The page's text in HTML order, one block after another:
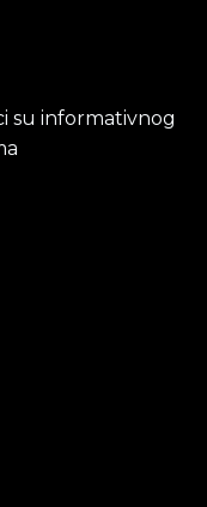
su informativnog